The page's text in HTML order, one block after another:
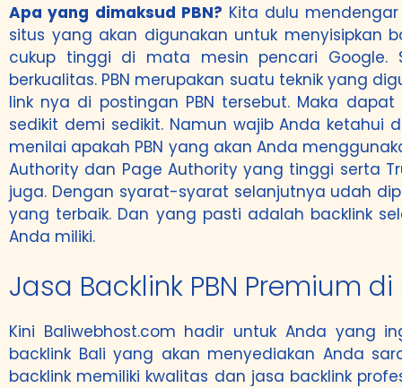
Apa yang dimaksud PBN? Kita dulu
situs yang akan digunakan untuk menyisipkan
cukup tinggi di mata mesin pencari Google.
berkualitas. PBN merupakan suatu teknik yang
link nya di postingan PBN tersebut. Maka
sedikit demi sedikit. Namun wajib Anda ketahui
menilai apakah PBN yang akan Anda
Authority dan Page Authority yang tinggi serta
juga. Dengan syarat-syarat selanjutnya udah
yang terbaik. Dan yang pasti adalah backlink
Anda miliki.
Jasa Backlink PBN Premium
Kini Baliwebhost.com hadir untuk Anda yang
backlink Bali yang akan menyediakan Anda
backlink memiliki kwalitas dan jasa backlink